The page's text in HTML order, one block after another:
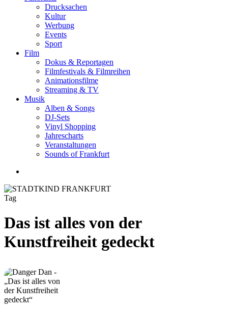
Drucksachen
Kultur
Werbung
Events
Sport
Film
Dokus & Reportagen
Filmfestivals & Filmreihen
Animationsfilme
Streaming & TV
Musik
Alben & Songs
DJ-Sets
Vinyl Shopping
Jahrescharts
Veranstaltungen
Sounds of Frankfurt
Tag
Das ist alles von der
Kunstfreiheit gedeckt